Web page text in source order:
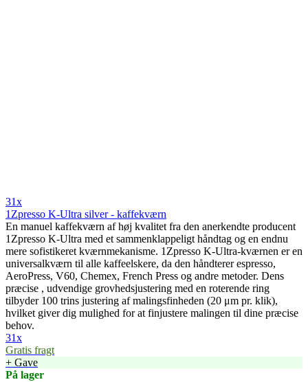
31x
1Zpresso K-Ultra silver - kaffekværn
En manuel kaffekværn af høj kvalitet fra den anerkendte producent
1Zpresso K-Ultra med et sammenklappeligt håndtag og en endnu
mere sofistikeret kværnmekanisme. 1Zpresso K-Ultra-kværnen er en
universalkværn til alle kaffeelskere, da den håndterer espresso,
AeroPress, V60, Chemex, French Press og andre metoder. Dens
præcise , udvendige grovhedsjustering med en roterende ring
tilbyder 100 trins justering af malingsfinheden (20 μm pr. klik),
hvilket giver dig mulighed for at finjustere malingen til dine præcise
behov.
31x
Gratis fragt
+ Gave
På lager